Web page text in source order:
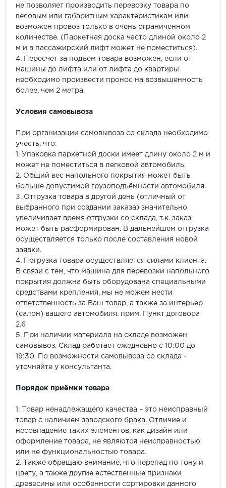
не позволяет производить перевозку товара по
весовым или габаритным характеристикам или
возможен провоз только в очень ограниченном
количестве. (Паркетная доска часто длиной около 2
м и в пассажирский лифт может не поместиться).
4. Пересчет за подъем товара возможен, если от
машины до лифта или от лифта до квартиры
необходимо произвести пронос на возвышенность
более, чем 2 метра.
Условия самовывоза
При организации самовывоза со склада необходимо
учесть, что:
1. Упаковка паркетной доски имеет длину около 2 м и
может не поместиться в легковой автомобиль.
2. Общий вес напольного покрытия может быть
больше допустимой грузоподъёмности автомобиля.
3. Отгрузка товара в другой день (отличный от
выбранного при создании заказа) значительно
увеличивает время отгрузки со склада, т.к. заказ
может быть расформирован. В дальнейшем отгрузка
осуществляется только после составления новой
заявки.
4. Погрузка товара осуществляется силами клиента.
В связи с тем, что машина для перевозки напольного
покрытия должна быть оборудована специальными
средствами крепления, мы не можем нести
ответственность за Ваш товар, а также за интерьер
(салон) вашего автомобиля. прим. Пункт договора
2.6
5. При наличии материала на складе возможен
самовывоз. Склад работает ежедневно с 10:00 до
19:30. По возможности самовывоза со склада -
уточняйте у консультанта.
Порядок приёмки товара
1. Товар ненадлежащего качества – это неисправный
товар с наличием заводского брака. Отличие и
несовпадение таких элементов, как дизайн или
оформление товара, не являются неисправностью
или не функциональностью товара.
2. Также обращаю внимание, что перепад по тону и
цвету, а также другие естественные признаки
древесины или особенности сортировки данного